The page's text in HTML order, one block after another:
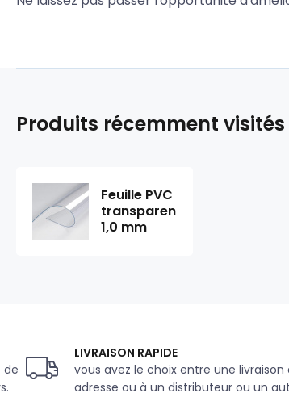
Produits récemment visités
Feuille PVC
transparente
1,0 mm
de
LIVRAISON RAPIDE
vous avez le choix entre une livraison
adresse ou à un distributeur ou un